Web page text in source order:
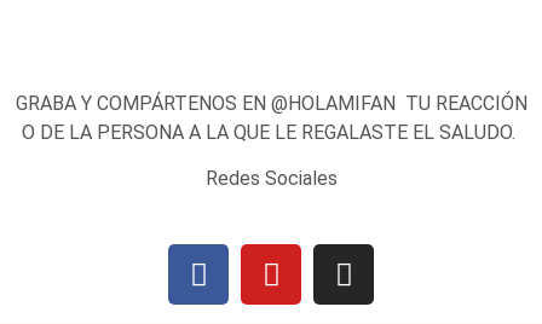
GRABA Y COMPÁRTENOS EN @HOLAMIFAN TU REACCIÓN
O DE LA PERSONA A LA QUE LE REGALASTE EL SALUDO.
Redes Sociales